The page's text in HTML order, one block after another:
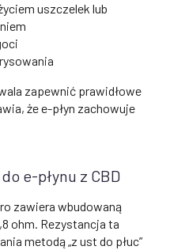
uszczelek lub
zapewnić prawidłowe
że e-płyn zachowuje
e-płynu z CBD
zawiera wbudowaną
ohm. Rezystancja ta
metodą „z ust do płuc”